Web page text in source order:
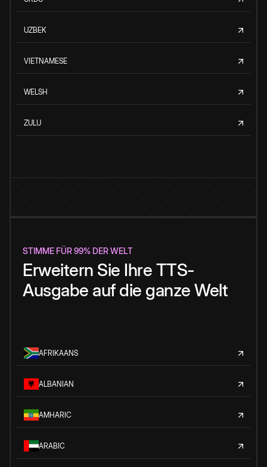
UZBEK
VIETNAMESE
WELSH
ZULU
STIMME FÜR 99% DER WELT
Erweitern Sie Ihre TTS-
Ausgabe auf die ganze Welt
AFRIKAANS
ALBANIAN
AMHARIC
ARABIC